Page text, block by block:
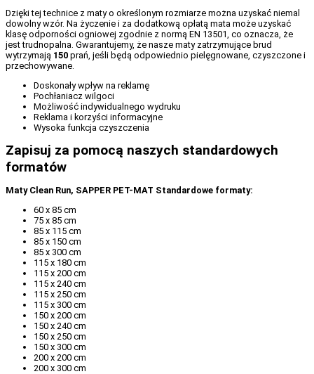
Dzięki tej technice z maty o określonym rozmiarze można uzyskać niemal
dowolny wzór. Na życzenie i za dodatkową opłatą mata może uzyskać
klasę odporności ogniowej zgodnie z normą EN 13501, co oznacza, że
jest trudnopalna. Gwarantujemy, że nasze maty zatrzymujące brud
wytrzymają 150 prań, jeśli będą odpowiednio pielęgnowane, czyszczone i
przechowywane.
Doskonały wpływ na reklamę
Pochłaniacz wilgoci
Możliwość indywidualnego wydruku
Reklama i korzyści informacyjne
Wysoka funkcja czyszczenia
Zapisuj za pomocą naszych standardowych
formatów
Maty Clean Run, SAPPER PET-MAT Standardowe formaty:
60 x 85 cm
75 x 85 cm
85 x 115 cm
85 x 150 cm
85 x 300 cm
115 x 180 cm
115 x 200 cm
115 x 240 cm
115 x 250 cm
115 x 300 cm
150 x 200 cm
150 x 240 cm
150 x 250 cm
150 x 300 cm
200 x 200 cm
200 x 300 cm